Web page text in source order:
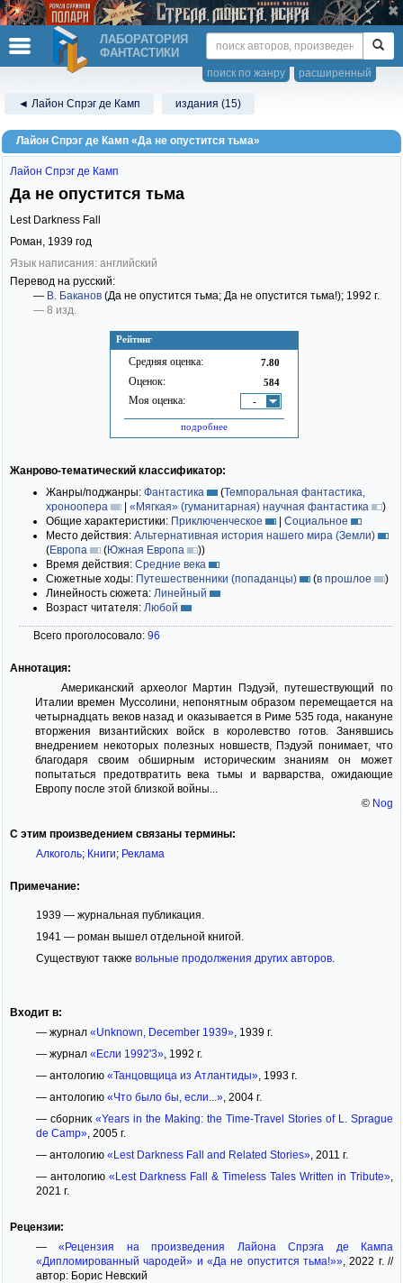
ЛАБОРАТОРИЯ
ФАНТАСТИКИ
расширенный
поиск по жанру
◄ Лайон Спрэг де Камп издания (15)
Лайон Спрэг де Камп «Да не опустится тьма»
Рейтинг
Средняя оценка: 7.80
Оценок: 584
Моя оценка: -
подробнее
Лайон Спрэг де Камп
Да не опустится тьма
Lest Darkness Fall
Роман, 1939 год
Язык написания: английский
Перевод на русский:
— В. Баканов (Да не опустится тьма; Да не опустится тьма!); 1992 г.
— 8 изд.
Жанрово-тематический классификатор:
Жанры/поджанры: Фантастика (Темпоральная фантастика,
хроноопера
| «Мягкая» (гуманитарная) научная фантастика
)
Общие характеристики: Приключенческое | Социальное
Место действия: Альтернативная история нашего мира (Земли)
(Европа (Южная Европа ))
Время действия: Средние века
Сюжетные ходы: Путешественники (попаданцы) (в прошлое
)
Линейность сюжета: Линейный
Возраст читателя: Любой
Всего проголосовало: 96
Аннотация:
Американский археолог Мартин Пэдуэй, путешествующий по
Италии времен Муссолини, непонятным образом перемещается на
четырнадцать веков назад и оказывается в Риме 535 года, накануне
вторжения византийских войск в королевство готов. Занявшись
внедрением некоторых полезных новшеств, Пэдуэй понимает, что
благодаря своим обширным историческим знаниям он может
попытаться предотвратить века тьмы и варварства, ожидающие
Европу после этой близкой войны...
© Nog
С этим произведением связаны термины:
Алкоголь; Книги; Реклама
Примечание:
1939 — журнальная публикация.
1941 — роман вышел отдельной книгой.
Существуют также вольные продолжения других авторов.
Входит в:
— журнал «Unknown, December 1939», 1939 г.
— журнал «Если 1992'3», 1992 г.
— антологию «Танцовщица из Атлантиды», 1993 г.
— антологию «Что было бы, если...», 2004 г.
— сборник «Years in the Making: the Time-Travel Stories of L. Sprague
de Camp», 2005 г.
— антологию «Lest Darkness Fall and Related Stories», 2011 г.
— антологию «Lest Darkness Fall & Timeless Tales Written in Tribute»
2021 г.
Рецензии:
—«Рецензия на произведения Лайона Спрэга де Кампа
«Дипломированный чародей» и «Да не опустится тьма!»», 2022 г. //
автор: Борис Невский